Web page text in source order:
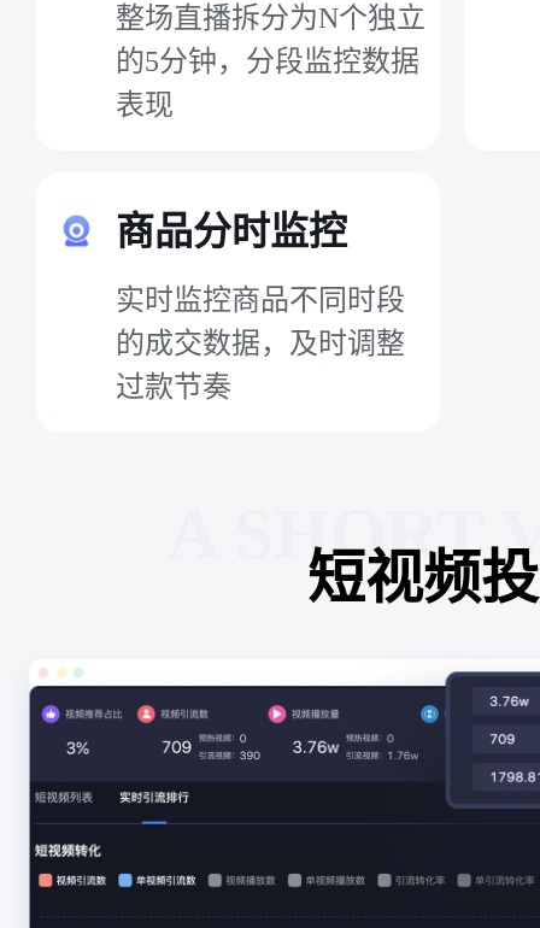
整场直播拆分为N个独立
的5分钟，分段监控数据
表现
商品分时监控
实时监控商品不同时段
的成交数据，及时调整
过款节奏
A SHORT
短视频